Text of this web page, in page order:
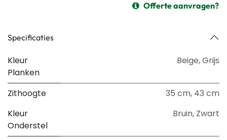
Offerte aanvragen?
Specificaties
Kleur
Planken
Beige,Grijs
Zithoogte 35 cm, 43 cm
Kleur
Onderstel
Bruin, Zwart